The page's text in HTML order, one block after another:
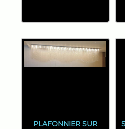
PLAFONNIER SUR